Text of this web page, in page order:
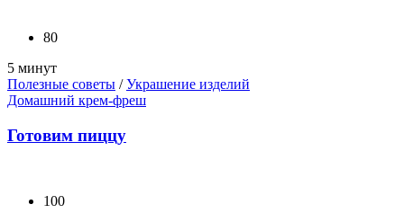
80
5 минут
Полезные советы /Украшение изделий
Домашний крем-фреш
Готовим пиццу
100